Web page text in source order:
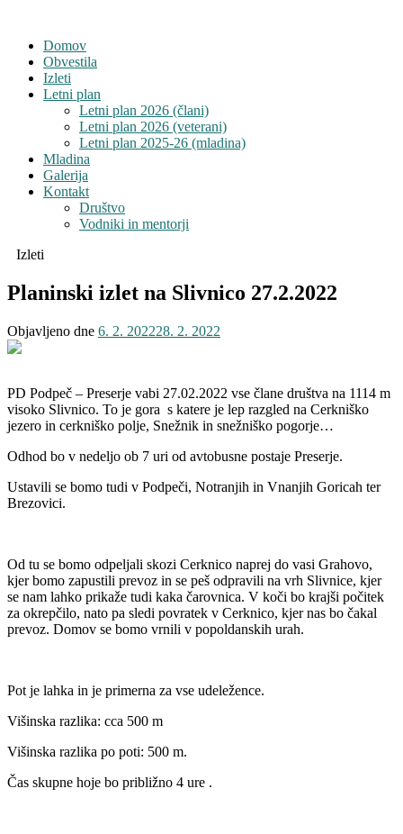
Domov
Obvestila
Izleti
Letni plan
Letni plan 2026 (člani)
Letni plan 2026 (veterani)
Letni plan 2025-26 (mladina)
Mladina
Galerija
Kontakt
Društvo
Vodniki in mentorji
Izleti
Planinski izlet na Slivnico 27.2.2022
Objavljeno dne 6. 2. 202228. 2. 2022
PD Podpeč – Preserje vabi 27.02.2022 vse člane društva na 1114 m
visoko Slivnico. To je gora s katere je lep razgled na Cerkniško
jezero in cerkniško polje, Snežnik in snežniško pogorje…
Odhod bo v nedeljo ob 7 uri od avtobusne postaje Preserje.
Ustavili se bomo tudi v Podpeči, Notranjih in Vnanjih Goricah ter
Brezovici.
Od tu se bomo odpeljali skozi Cerknico naprej do vasi Grahovo,
kjer bomo zapustili prevoz in se peš odpravili na vrh Slivnice, kjer
se nam lahko prikaže tudi kaka čarovnica. V koči bo krajši počitek
za okrepčilo, nato pa sledi povratek v Cerknico, kjer nas bo čakal
prevoz. Domov se bomo vrnili v popoldanskih urah.
Pot je lahka in je primerna za vse udeležence.
Višinska razlika: cca 500 m
Višinska razlika po poti: 500 m.
Čas skupne hoje bo približno 4 ure .